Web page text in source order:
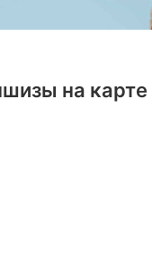
на карте